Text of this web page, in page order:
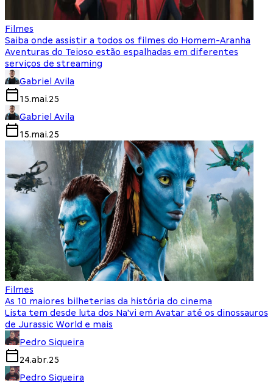
Filmes
Saiba onde assistir a todos os filmes do Homem-Aranha
Aventuras do Teioso estão espalhadas em diferentes
serviços de streaming
Gabriel Avila
15.mai.25
Gabriel Avila
15.mai.25
Filmes
As 10 maiores bilheterias da história do cinema
Lista tem desde luta dos Na'vi em Avatar até os dinossauros
de Jurassic World e mais
Pedro Siqueira
24.abr.25
Pedro Siqueira